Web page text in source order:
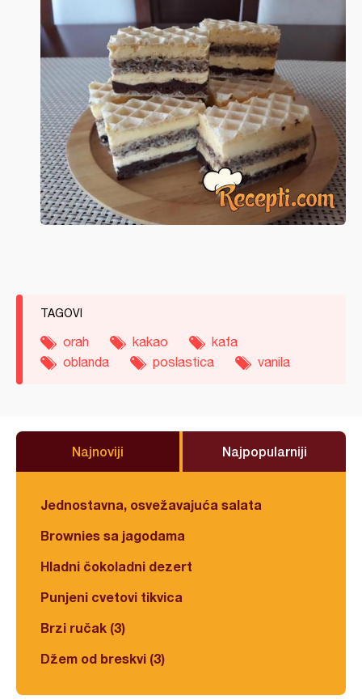
TAGOVI
orah kakao
kafa
oblanda
poslastica vanila
Najnoviji Najpopularniji
Jednostavna, osvežavajuća salata
Brownies sa jagodama
Hladni čokoladni dezert
Punjeni cvetovi tikvica
Brzi ručak (3)
Džem od breskvi (3)